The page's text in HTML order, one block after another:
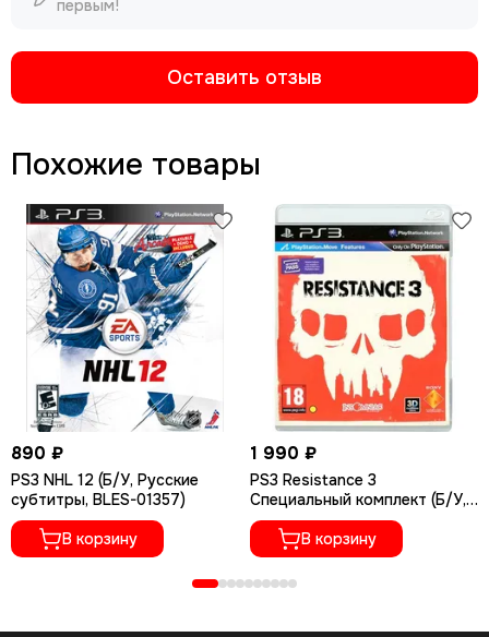
первым!
Оставить отзыв
Похожие товары
890 ₽
PS3 NHL 12 (Б/У, Русские
субтитры, BLES-01357)
В корзину
1 990 ₽
PS3 Resistance 3
Специальный комплект (Б/У,
Полностью на русском языке,
BCES-01118)В корзину